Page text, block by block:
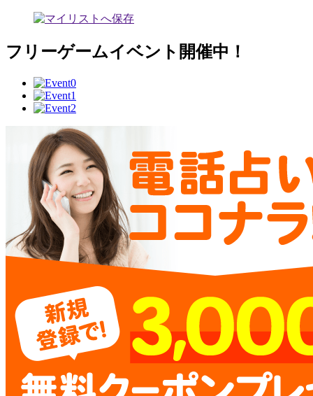
フリーゲームイベント開催中！